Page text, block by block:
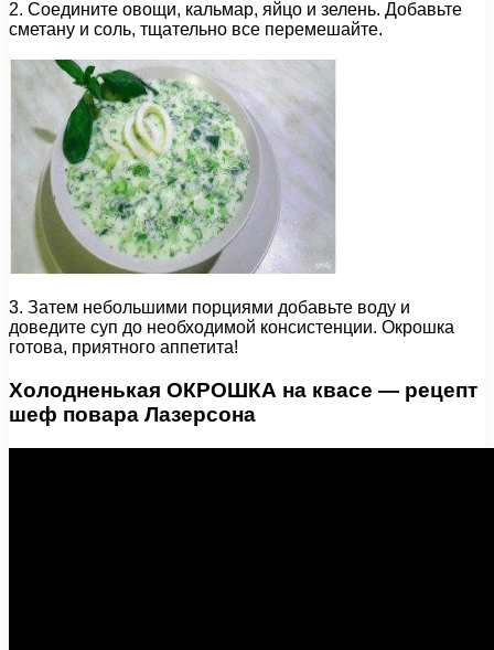
2. Соедините овощи, кальмар, яйцо и зелень. Добавьте
сметану и соль, тщательно все перемешайте.
3. Затем небольшими порциями добавьте воду и
доведите суп до необходимой консистенции. Окрошка
готова, приятного аппетита!
Холодненькая ОКРОШКА на квасе — рецепт
шеф повара Лазерсона